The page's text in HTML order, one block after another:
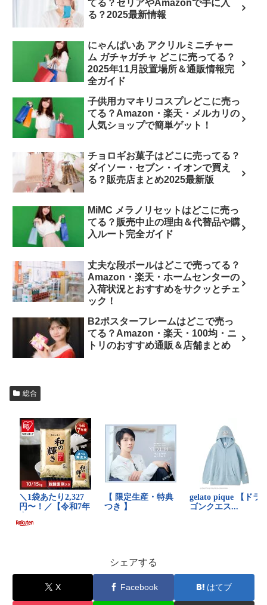
てる？セリアやAmazonで手に入
る？2025最新情報
にゃんぱいあ アクリルミニチャー
ム ガチャガチャ どこに売ってる？
2025年11月設置場所＆通販情報完
全ガイド
子供用カマキリコスプレどこに売っ
てる？Amazon・楽天・メルカリの
人気ショップで簡単ゲット！
チョロギお菓子はどこに売ってる？
ダイソー・セブン・イオンで買え
る？販売店まとめ2025最新版
MiMC メラノリセットはどこに売っ
てる？販売中止の理由＆代替品や購
入ルート完全ガイド
丈夫な段ボールはどこで売ってる？
Amazon・楽天・ホームセンターの
入荷状況とおすすめをサクッとチェ
ック！
B2ポスターフレームはどこで売っ
てる？Amazon・楽天・100均・ニ
トリのおすすめ通販＆店舗まとめ
総合
シェアする
X Facebook はてブ